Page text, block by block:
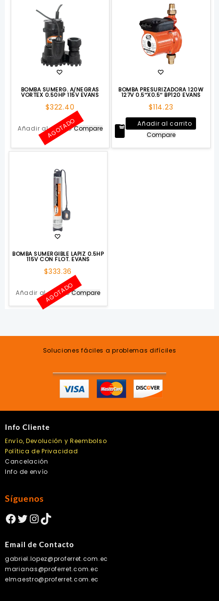
BOMBA SUMERG. A/NEGRAS
VORTEX 0.50HP 115V EVANS
$322.40
Añadir al carrito
AGOTADOCompare
BOMBA PRESURIZADORA 120W
127V 0.5″X0.5″ BP120 EVANS
$114.23
Añadir al carrito
Compare
BOMBA SUMERGIBLE LAPIZ 0.5HP
115V CON FLOT. EVANS
$333.36
Añadir al carrito
AGOTADOCompare
Soluciones fáciles a problemas difíciles
Info Cliente
Envío, Devolución y Reembolso
Política de Privacidad
Cancelación
Info de envío
Síguenos
Facebook
Twitter
Instagram
TikTok
Email de Contacto
gabriel.lopez@proferret.com.ec
marianas@proferret.com.ec
elmaestro@proferret.com.ec